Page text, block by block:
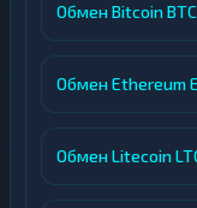
Обмен Bitcoin
Обмен Ethereum
Обмен Litecoin